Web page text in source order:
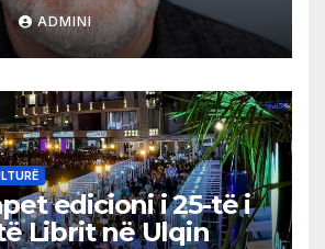
ADMINI
edicioni i 25-të i
Librit në Ulqin